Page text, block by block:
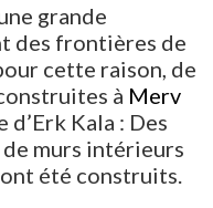
grande
des frontières de
cette raison, de
à Merv
Kala : Des
murs intérieurs
été construits.